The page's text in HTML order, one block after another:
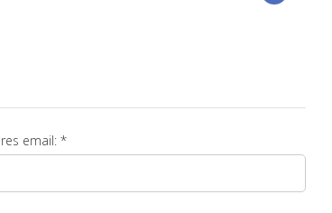
email:*